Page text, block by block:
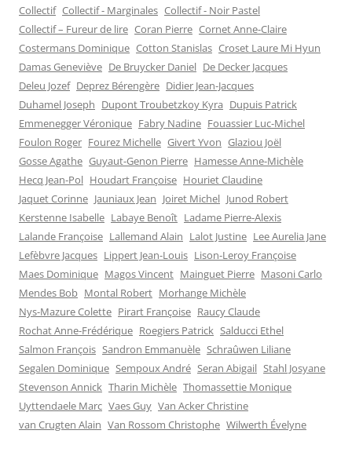
Collectif Collectif - Marginales Collectif - Noir Pastel
Collectif – Fureur de lire Coran Pierre Cornet Anne-Claire
Costermans Dominique Cotton Stanislas Croset Laure Mi Hyun
Damas Geneviève De Bruycker Daniel De Decker Jacques
Deleu Jozef Deprez Bérengère Didier Jean-Jacques
Duhamel Joseph Dupont Troubetzkoy Kyra Dupuis Patrick
Emmenegger Véronique Fabry Nadine Fouassier Luc-Michel
Foulon Roger Fourez Michelle Givert Yvon Glaziou Joël
Gosse Agathe Guyaut-Genon Pierre Hamesse Anne-Michèle
Hecq Jean-Pol Houdart Françoise Houriet Claudine
Jaquet Corinne Jauniaux Jean Joiret Michel Junod Robert
Kerstenne Isabelle Labaye Benoît Ladame Pierre-Alexis
Lalande Françoise Lallemand Alain Lalot Justine Lee Aurelia Jane
Lefèbvre Jacques Lippert Jean-Louis Lison-Leroy Françoise
Maes Dominique Magos Vincent Mainguet Pierre Masoni Carlo
Mendes Bob Montal Robert Morhange Michèle
Nys-Mazure Colette Pirart Françoise Raucy Claude
Rochat Anne-Frédérique Roegiers Patrick Salducci Ethel
Salmon François Sandron Emmanuèle Schraûwen Liliane
Segalen Dominique Sempoux André Seran Abigail Stahl Josyane
Stevenson Annick Tharin Michèle Thomassettie Monique
Uyttendaele Marc Vaes Guy Van Acker Christine
van Crugten Alain Van Rossom Christophe Wilwerth Évelyne